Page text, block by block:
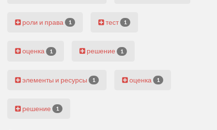
роли и права 1 тест 1
оценка 1 решение 1
элементы и ресурсы 1 оценка 1
решение 1